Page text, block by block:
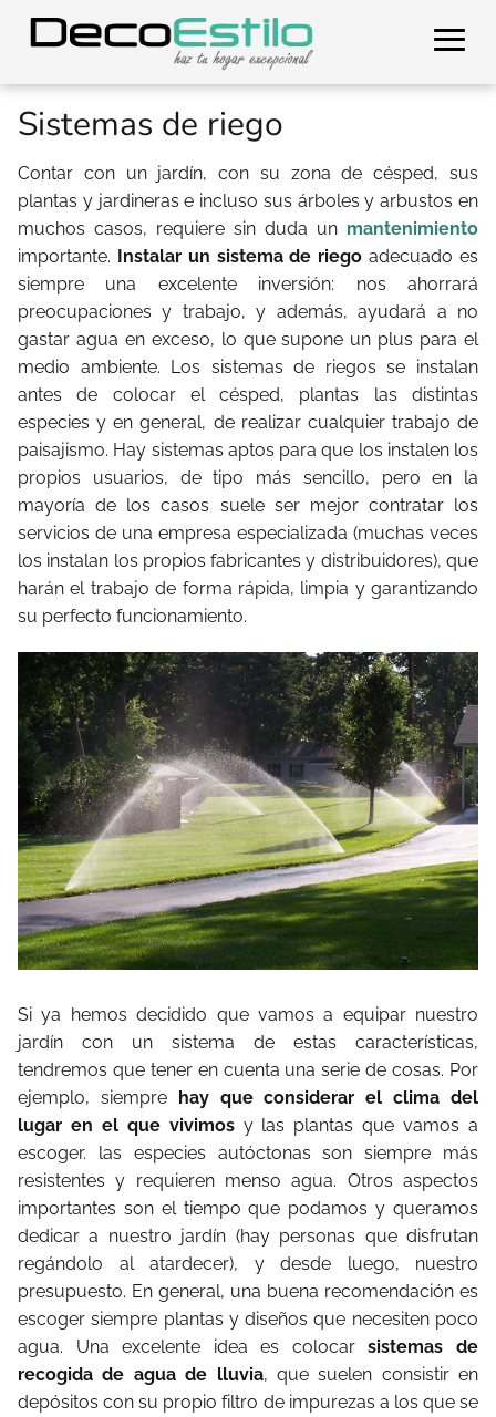
Sistemas de riego
Contar con un jardín, con su zona de césped, sus
plantas y jardineras e incluso sus árboles y arbustos en
muchos casos, requiere sin duda un mantenimiento
importante. Instalar un sistema de riego adecuado es
siempre una excelente inversión: nos ahorrará
preocupaciones y trabajo, y además, ayudará a no
gastar agua en exceso, lo que supone un plus para el
medio ambiente. Los sistemas de riegos se instalan
antes de colocar el césped, plantas las distintas
especies y en general, de realizar cualquier trabajo de
paisajismo. Hay sistemas aptos para que los instalen los
propios usuarios, de tipo más sencillo, pero en la
mayoría de los casos suele ser mejor contratar los
servicios de una empresa especializada (muchas veces
los instalan los propios fabricantes y distribuidores), que
harán el trabajo de forma rápida, limpia y garantizando
su perfecto funcionamiento.
Si ya hemos decidido que vamos a equipar nuestro
jardín con un sistema de estas características,
tendremos que tener en cuenta una serie de cosas. Por
ejemplo, siempre hay que considerar el clima del
lugar en el que vivimos y las plantas que vamos a
escoger. las especies autóctonas son siempre más
resistentes y requieren menso agua. Otros aspectos
importantes son el tiempo que podamos y queramos
dedicar a nuestro jardín (hay personas que disfrutan
regándolo al atardecer), y desde luego, nuestro
presupuesto. En general, una buena recomendación es
escoger siempre plantas y diseños que necesiten poco
agua. Una excelente idea es colocarsistemas de
recogida de agua de lluvia, que suelen consistir en
depósitos con su propio filtro de impurezas a los que se